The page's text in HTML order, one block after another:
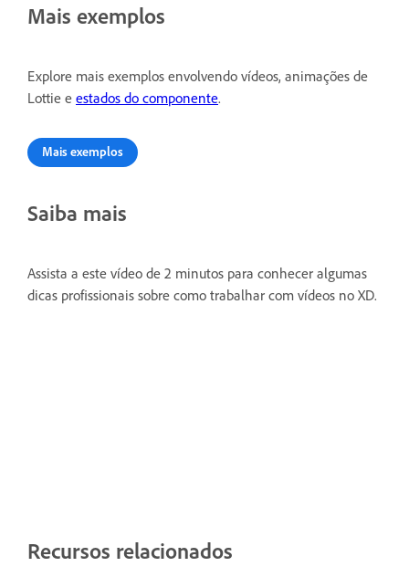
Mais exemplos
Explore mais exemplos envolvendo vídeos, animações de
Lottie e estados do componente.
Mais exemplos
Saiba mais
Assista a este vídeo de 2 minutos para conhecer algumas
dicas profissionais sobre como trabalhar com vídeos no XD.
Recursos relacionados